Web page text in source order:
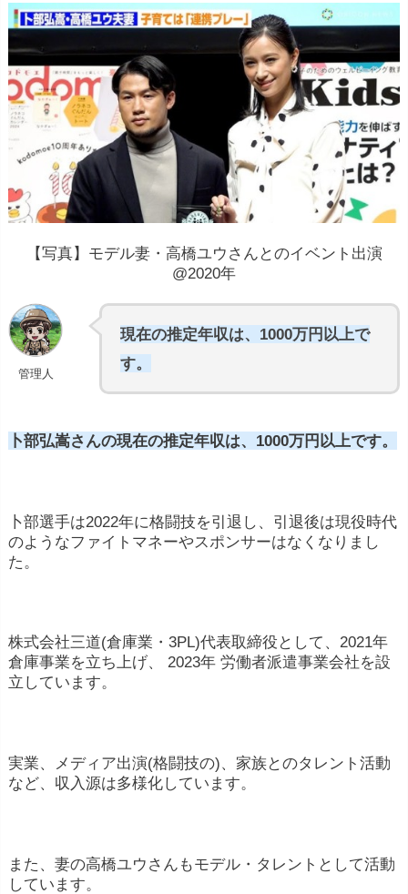
【写真】モデル妻・高橋ユウさんとのイベント出演
@2020年
管理人
現在の推定年収は、1000万円以上で
す。
卜部弘嵩さんの現在の推定年収は、1000万円以上です。
卜部選手は2022年に格闘技を引退し、引退後は現役時代
のようなファイトマネーやスポンサーはなくなりまし
た。
株式会社三道(倉庫業・3PL)代表取締役として、2021年
倉庫事業を立ち上げ、 2023年 労働者派遣事業会社を設
立しています。
実業、メディア出演(格闘技の)、家族とのタレント活動
など、収入源は多様化しています。
また、妻の高橋ユウさんもモデル・タレントとして活動
しています。